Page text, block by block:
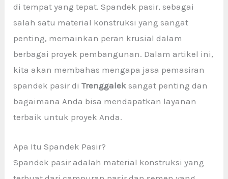
di tempat yang tepat. Spandek pasir, sebagai
salah satu material konstruksi yang sangat
penting, memainkan peran krusial dalam
berbagai proyek pembangunan. Dalam artikel ini,
kita akan membahas mengapa jasa pemasiran
spandek pasir diTrenggalek sangat penting dan
bagaimana Anda bisa mendapatkan layanan
terbaik untuk proyek Anda.
Apa Itu Spandek Pasir?
Spandek pasir adalah material konstruksi yang